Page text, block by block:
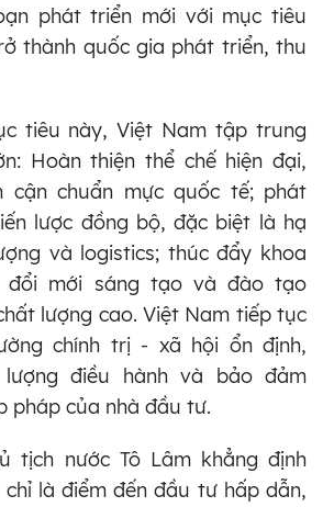
phát triển mới với mục tiêu
thành quốc gia phát triển, thu
tiêu này, Việt Nam tập trung
Hoàn thiện thể chế hiện đại,
cận chuẩn mực quốc tế; phát
lược đồng bộ, đặc biệt là hạ
và logistics; thúc đẩy khoa
đổi mới sáng tạo và đào tạo
lượng cao. Việt Nam tiếp tục
chính trị - xã hội ổn định,
điều hành và bảo đảm
pháp của nhà đầu tư.
tịch nước Tô Lâm khẳng định
là điểm đến đầu tư hấp dẫn,